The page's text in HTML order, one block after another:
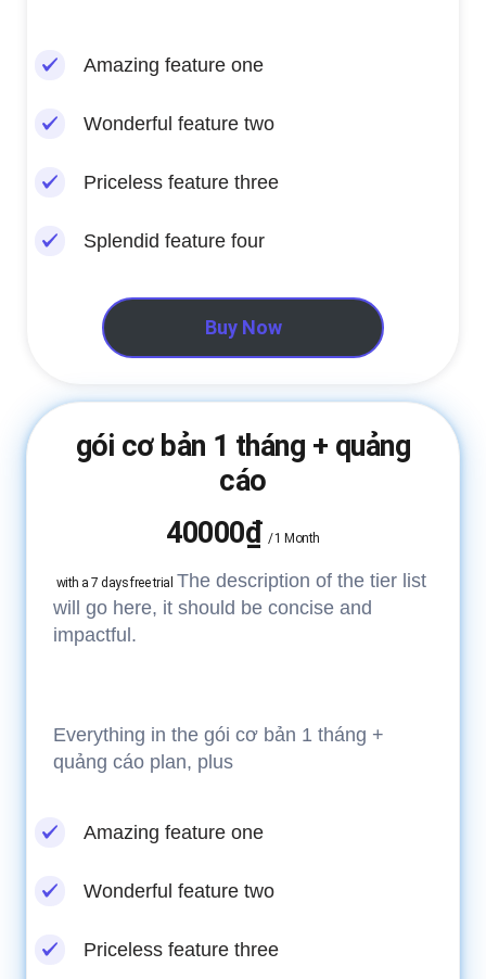
Amazing feature one
Wonderful feature two
Priceless feature three
Splendid feature four
Buy Now
gói cơ bản 1 tháng + quảng
cáo
40000₫ /1 Month
with a 7 days free trial The description of the tier list
will go here, it should be concise and
impactful.
Everything in the gói cơ bản 1 tháng +
quảng cáo plan, plus
Amazing feature one
Wonderful feature two
Priceless feature three